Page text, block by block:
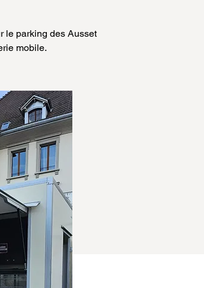
le parking des Ausset
mobile.